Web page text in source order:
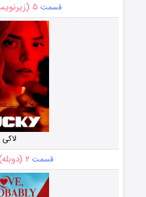
قسمت ۵ (زیرنویس)
لاکی
قسمت ۲ (دوبله)